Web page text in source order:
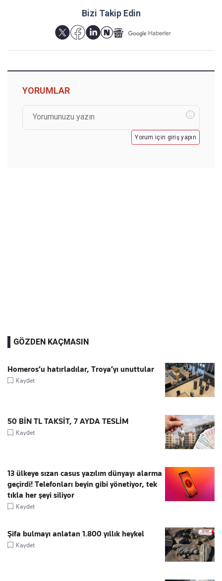
Bizi Takip Edin
YORUMLAR
Yorum için giriş yapın
GÖZDEN KAÇMASIN
Homeros’u hatırladılar, Troya’yı unuttular
Kaydet
50 BİN TL TAKSİT, 7 AYDA TESLİM
Kaydet
13 ülkeye sızan casus yazılım dünyayı alarma
geçirdi! Telefonları beyin gibi yönetiyor, tek
tıkla her şeyi siliyor
Kaydet
Şifa bulmayı anlatan 1.800 yıllık heykel
Kaydet